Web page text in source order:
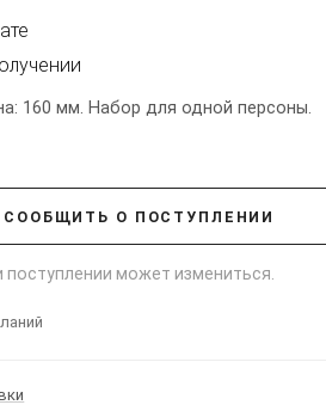
160 мм. Набор для одной персоны.
СООБЩИТЬ О ПОСТУПЛЕНИИ
поступлении может измениться.